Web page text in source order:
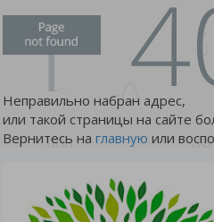
Неправильно набран адрес,
или такой страницы на сайте
Вернитесь на главную или